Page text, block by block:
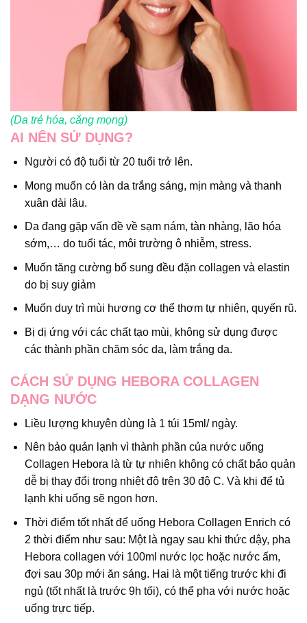
(Da trẻ hóa, căng mọng)
AI NÊN SỬ DỤNG?
Người có độ tuổi từ 20 tuổi trở lên.
Mong muốn có làn da trắng sáng, mịn màng và thanh
xuân dài lâu.
Da đang gặp vấn đề về sạm nám, tàn nhàng, lão hóa
sớm,… do tuổi tác, môi trường ô nhiễm, stress.
Muốn tăng cường bổ sung đều đặn collagen và elastin
do bị suy giảm
Muốn duy trì mùi hương cơ thể thơm tự nhiên, quyến rũ.
Bị dị ứng với các chất tạo mùi, không sử dụng được
các thành phần chăm sóc da, làm trắng da.
CÁCH SỬ DỤNG HEBORA COLLAGEN
DẠNG NƯỚC
Liều lượng khuyên dùng là 1 túi 15ml/ ngày.
Nên bảo quản lạnh vì thành phần của nước uống
Collagen Hebora là từ tự nhiên không có chất bảo quản
dễ bị thay đổi trong nhiệt độ trên 30 độ C. Và khi để tủ
lạnh khi uống sẽ ngon hơn.
Thời điểm tốt nhất để uống Hebora Collagen Enrich có
2 thời điểm như sau: Một là ngay sau khi thức dậy, pha
Hebora collagen với 100ml nước lọc hoặc nước ấm,
đợi sau 30p mới ăn sáng. Hai là một tiếng trước khi đi
ngủ (tốt nhất là trước 9h tối), có thể pha với nước hoặc
uống trực tiếp.